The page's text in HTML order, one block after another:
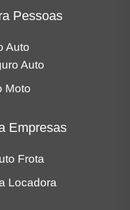
Pessoas
Auto
Auto
Moto
Empresas
Frota
Locadora